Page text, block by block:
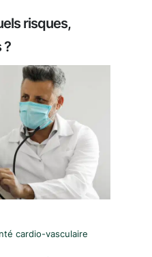
risques,
?
cardio-vasculaire